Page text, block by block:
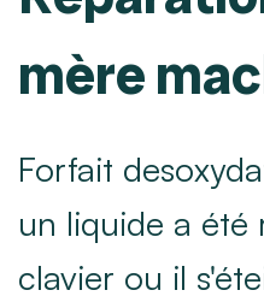
mère
Forfait
un liquide a été
clavier ou il